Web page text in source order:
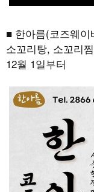
■ 한아름(코즈웨
소꼬리탕, 소꼬리
12월 1일부터